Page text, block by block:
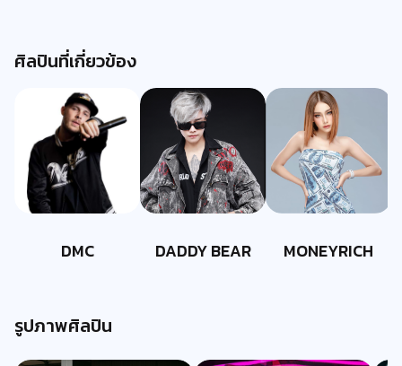
ศิลปินที่เกี่ยวข้อง
DMC DADDY BEAR MONEYRICH
รูปภาพศิลปิน